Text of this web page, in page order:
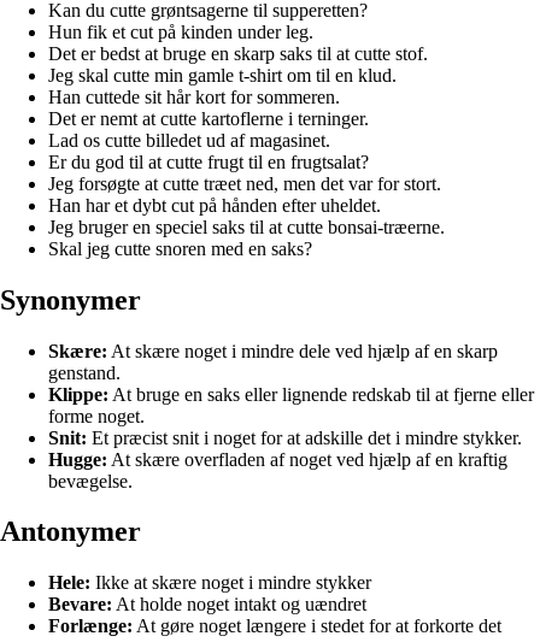
Kan du cutte grøntsagerne til supperetten?
Hun fik et cut på kinden under leg.
Det er bedst at bruge en skarp saks til at cutte stof.
Jeg skal cutte min gamle t-shirt om til en klud.
Han cuttede sit hår kort for sommeren.
Det er nemt at cutte kartoflerne i terninger.
Lad os cutte billedet ud af magasinet.
Er du god til at cutte frugt til en frugtsalat?
Jeg forsøgte at cutte træet ned, men det var for stort.
Han har et dybt cut på hånden efter uheldet.
Jeg bruger en speciel saks til at cutte bonsai-træerne.
Skal jeg cutte snoren med en saks?
Synonymer
Skære: At skære noget i mindre dele ved hjælp af en skarp
genstand.
Klippe: At bruge en saks eller lignende redskab til at fjerne eller
forme noget.
Snit: Et præcist snit i noget for at adskille det i mindre stykker.
Hugge: At skære overfladen af noget ved hjælp af en kraftig
bevægelse.
Antonymer
Hele: Ikke at skære noget i mindre stykker
Bevare: At holde noget intakt og uændret
Forlænge: At gøre noget længere i stedet for at forkorte det